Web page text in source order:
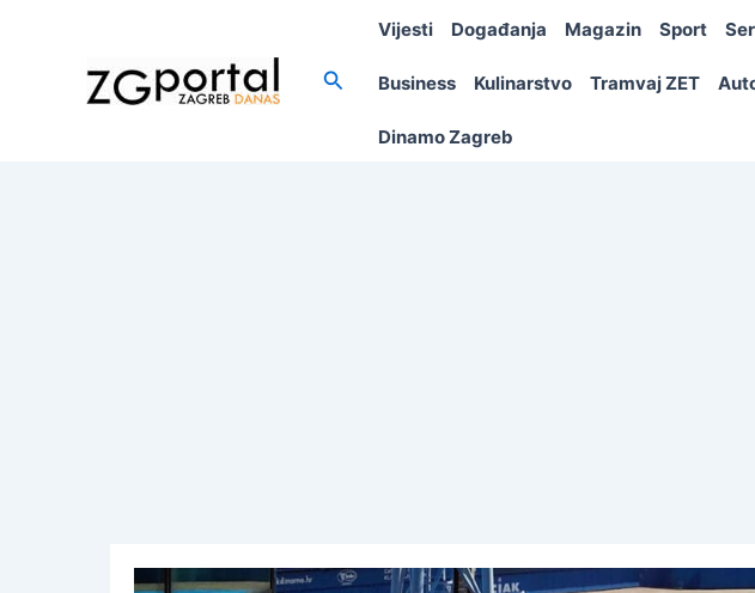
Search
Vijesti Događanja Magazin Sport
Business Kulinarstvo Tramvaj ZET
Dinamo Zagreb